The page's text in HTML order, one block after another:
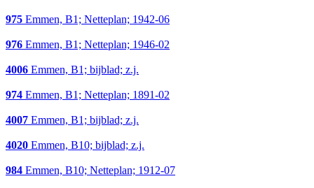
975 Emmen, B1; Netteplan; 1942-06
976 Emmen, B1; Netteplan; 1946-02
4006 Emmen, B1; bijblad; z.j.
974 Emmen, B1; Netteplan; 1891-02
4007 Emmen, B1; bijblad; z.j.
4020 Emmen, B10; bijblad; z.j.
984 Emmen, B10; Netteplan; 1912-07